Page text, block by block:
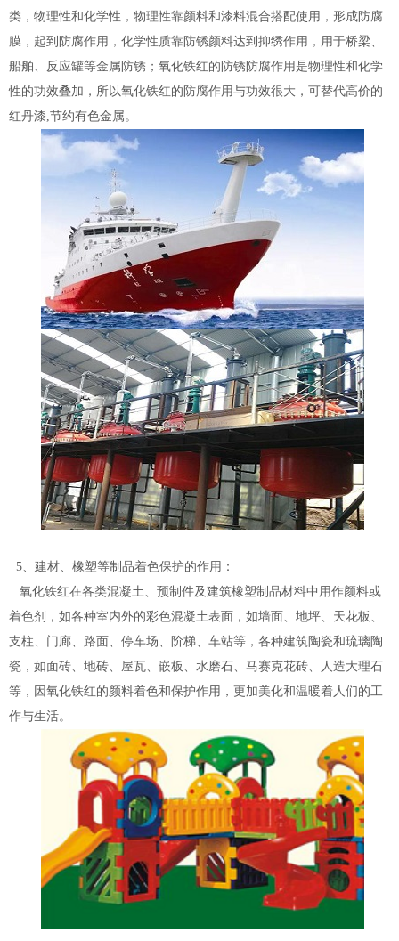
类，物理性和化学性，物理性靠颜料和漆料混合搭配使用，形成防腐
膜，起到防腐作用，化学性质靠防锈颜料达到抑绣作用，用于桥梁、
船舶、反应罐等金属防锈；氧化铁红的防锈防腐作用是物理性和化学
性的功效叠加，所以氧化铁红的防腐作用与功效很大，可替代高价的
红丹漆,节约有色金属。
5、建材、橡塑等制品着色保护的作用：
氧化铁红在各类混凝土、预制件及建筑橡塑制品材料中用作颜料或
着色剂，如各种室内外的彩色混凝土表面，如墙面、地坪、天花板、
支柱、门廊、路面、停车场、阶梯、车站等，各种建筑陶瓷和琉璃陶
瓷，如面砖、地砖、屋瓦、嵌板、水磨石、马赛克花砖、人造大理石
等，因氧化铁红的颜料着色和保护作用，更加美化和温暖着人们的工
作与生活。